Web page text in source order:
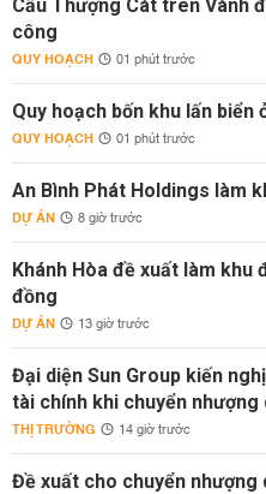
Cầu Thượng Cát trên Vành
công
QUY HOẠCH 01 phút trước
Quy hoạch bốn khu lấn biển
QUY HOẠCH 01 phút trước
An Bình Phát Holdings làm
DỰ ÁN 8 giờ trước
Khánh Hòa đề xuất làm khu
đồng
DỰ ÁN 13 giờ trước
Đại diện Sun Group kiến
tài chính khi chuyển nhượng
THỊ TRƯỜNG 14 giờ trước
Đề xuất cho chuyển